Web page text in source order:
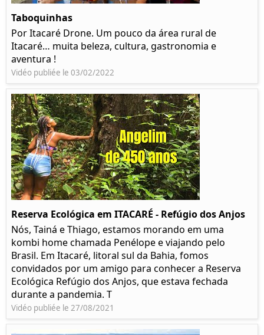
Taboquinhas
Por Itacaré Drone. Um pouco da área rural de
Itacaré… muita beleza, cultura, gastronomia e
aventura !
Vidéo publiée le 03/02/2022
Reserva Ecológica em ITACARÉ - Refúgio dos Anjos
Nós, Tainá e Thiago, estamos morando em uma
kombi home chamada Penélope e viajando pelo
Brasil. Em Itacaré, litoral sul da Bahia, fomos
convidados por um amigo para conhecer a Reserva
Ecológica Refúgio dos Anjos, que estava fechada
durante a pandemia. T
Vidéo publiée le 27/08/2021